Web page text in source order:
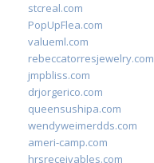
stcreal.com
PopUpFlea.com
valueml.com
rebeccatorresjewelry.com
jmpbliss.com
drjorgerico.com
queensushipa.com
wendyweimerdds.com
ameri-camp.com
hrsreceivables.com